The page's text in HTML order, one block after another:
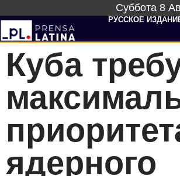
Суббота 8
РУССКОЕ
Куба
ядерного